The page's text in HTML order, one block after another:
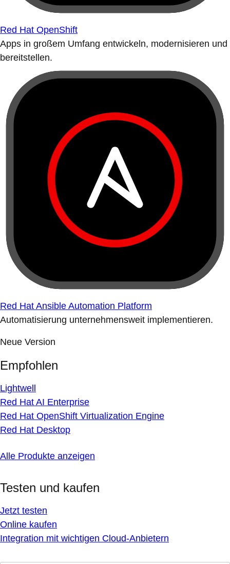
Red Hat OpenShift
Apps in großem Umfang entwickeln, modernisieren und
bereitstellen.
Red Hat Ansible Automation Platform
Automatisierung unternehmensweit implementieren.
Neue Version
Empfohlen
Lightwell
Red Hat AI Enterprise
Red Hat OpenShift Virtualization Engine
Red Hat Desktop
Alle Produkte anzeigen
Testen und kaufen
Jetzt testen
Online kaufen
Integration mit wichtigen Cloud-Anbietern